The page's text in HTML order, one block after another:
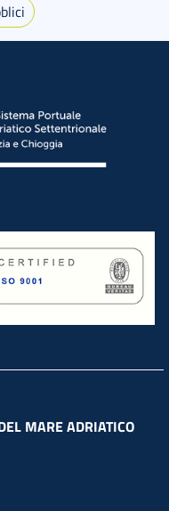
MARE ADRIATICO